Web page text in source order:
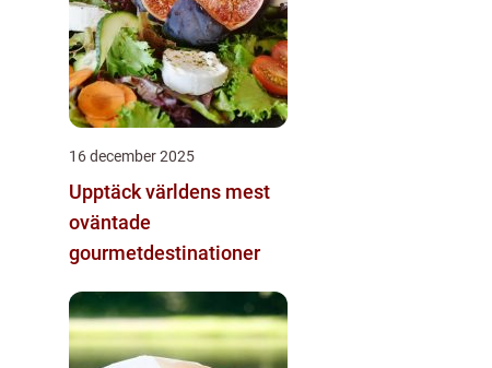
16 december 2025
Upptäck världens mest
oväntade
gourmetdestinationer